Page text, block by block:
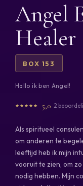
Angel
Healer
BOX 153
Hallo ik ben Angel!
5,0 2
Als spiritueel
om anderen te
leeftijd heb ik mijn
vooruit te zien, om
nodig hebben. Mijn